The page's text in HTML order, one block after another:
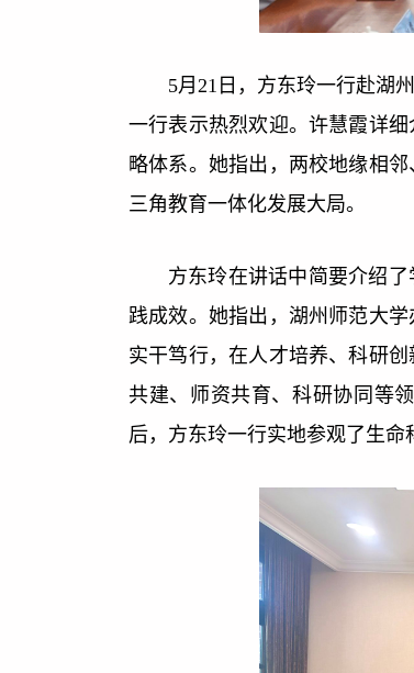
5月21日，方东玲一行赴湖
一行表示热烈欢迎。许慧霞详
略体系。她指出，两校地缘相
三角教育一体化发展大局。
方东玲在讲话中简要介绍
践成效。她指出，湖州师范大
实干笃行，在人才培养、科研
共建、师资共育、科研协同等
后，方东玲一行实地参观了生命